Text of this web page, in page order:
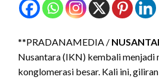
**PRADANAMEDIA /
Nusantara (IKN) kembali menjadi
konglomerasi besar. Kali ini, giliran